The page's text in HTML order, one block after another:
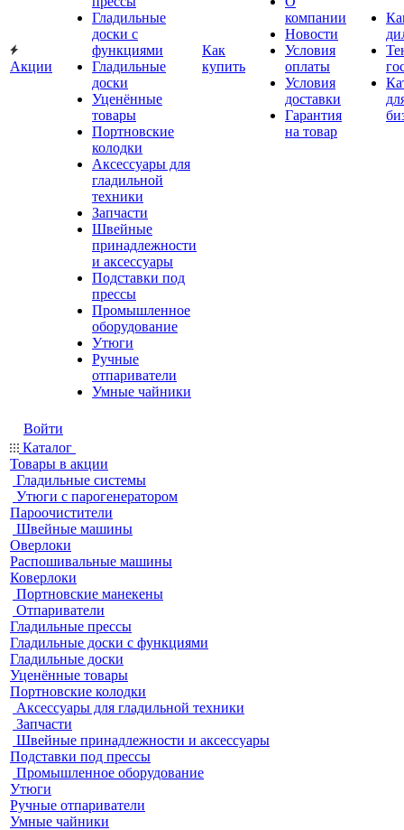
Акции
Гладильные
доски с
функциями
Гладильные
доски
Уценённые
товары
Портновские
колодки
Аксессуары для
гладильной
техники
Запчасти
Швейные
принадлежности
и аксессуары
Подставки под
прессы
Промышленное
оборудование
Утюги
Ручные
отпариватели
Умные чайники
Как
купить
компании
Новости
Условия
оплаты
Условия
доставки
Гарантия
на товар
Войти
Каталог
Товары в акции
Гладильные системы
Утюги с парогенератором
Пароочистители
Швейные машины
Оверлоки
Распошивальные машины
Коверлоки
Портновские манекены
Отпариватели
Гладильные прессы
Гладильные доски с функциями
Гладильные доски
Уценённые товары
Портновские колодки
Аксессуары для гладильной техники
Запчасти
Швейные принадлежности и аксессуары
Подставки под прессы
Промышленное оборудование
Утюги
Ручные отпариватели
Умные чайники